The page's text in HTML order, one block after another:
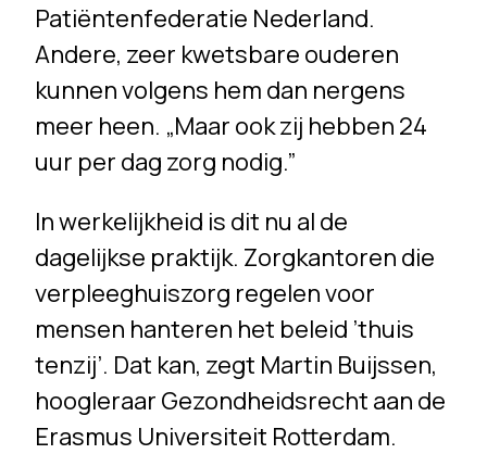
Patiëntenfederatie Nederland.
Andere, zeer kwetsbare ouderen
kunnen volgens hem dan nergens
meer heen. „Maar ook zij hebben 24
uur per dag zorg nodig.”
In werkelijkheid is dit nu al de
dagelijkse praktijk. Zorgkantoren die
verpleeghuiszorg regelen voor
mensen hanteren het beleid ’thuis
tenzij’. Dat kan, zegt Martin Buijssen,
hoogleraar Gezondheidsrecht aan de
Erasmus Universiteit Rotterdam.